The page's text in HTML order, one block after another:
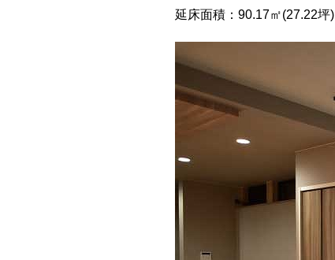
延床面積：90.17㎡(27.22坪)